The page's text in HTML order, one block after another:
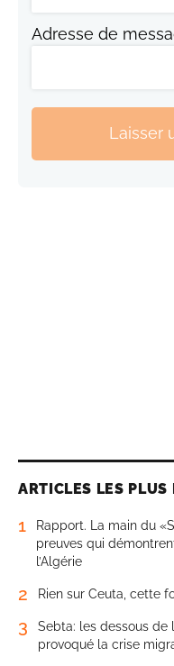
Adresse de
Laisser
ARTICLES LES PLUS
1
Rapport. La main du
preuves qui
l’Algérie
2 Rien sur Ceuta, cette
3
Sebta: les dessous de
provoqué la crise